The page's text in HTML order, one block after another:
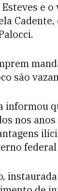
e
são
informou
nos
federal